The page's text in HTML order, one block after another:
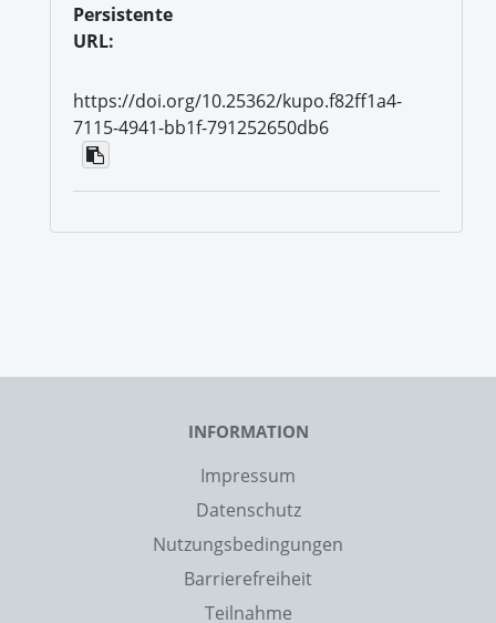
Persistente
URL:
https://doi.org/10.25362/kupo.f82ff1a4-
7115-4941-bb1f-791252650db6
INFORMATION
Impressum
Datenschutz
Nutzungsbedingungen
Barrierefreiheit
Teilnahme